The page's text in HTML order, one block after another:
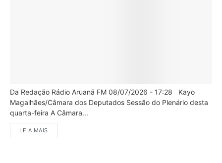
Da Redação Rádio Aruanã FM 08/07/2026 - 17:28 Kayo
Magalhães/Câmara dos Deputados Sessão do Plenário desta
quarta-feira A Câmara...
LEIA MAIS